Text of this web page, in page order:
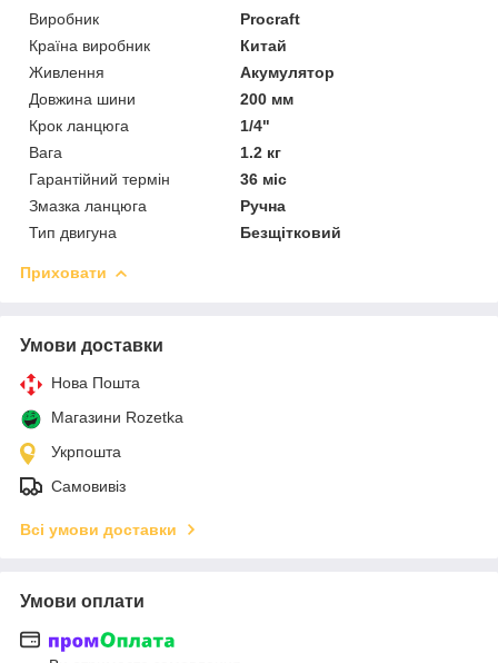
Виробник
Procraft
Країна виробник
Китай
Живлення
Акумулятор
Довжина шини
200 мм
Крок ланцюга
1/4"
Вага
1.2 кг
Гарантійний термін
36 міс
Змазка ланцюга
Ручна
Тип двигуна
Безщітковий
Приховати
Умови доставки
Нова Пошта
Магазини Rozetka
Укрпошта
Самовивіз
Всі умови доставки
Умови оплати